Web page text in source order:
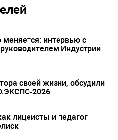
меняется: интервью с
Индустрии
своей жизни, обсудили
2026
лицеисты и педагог